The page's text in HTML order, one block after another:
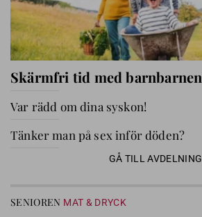
Skärmfri tid med barnbarnen
Var rädd om dina syskon!
Tänker man på sex inför döden?
GÅ TILL AVDELNING
SENIOREN MAT & DRYCK